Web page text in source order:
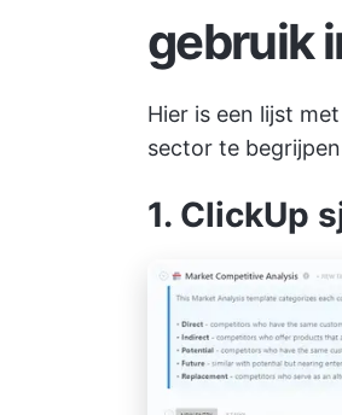
gebruik
Hier is een lijst
sector te
1. ClickUp